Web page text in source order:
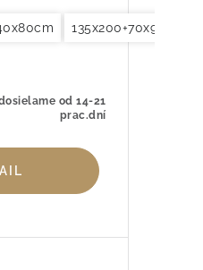
70x90cm Obliečky na
140x220+40x80cm
140x200+40x80cm
135x200+70x90cm
od 14-21
prac.dní